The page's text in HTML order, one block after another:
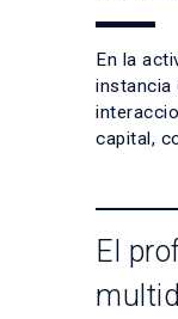
En la
instancia
capital,
El